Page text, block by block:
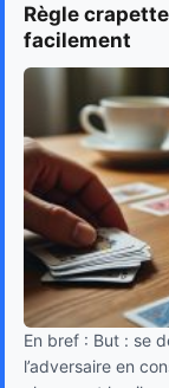
Règle
facilement
En bref : But : se
l’adversaire en